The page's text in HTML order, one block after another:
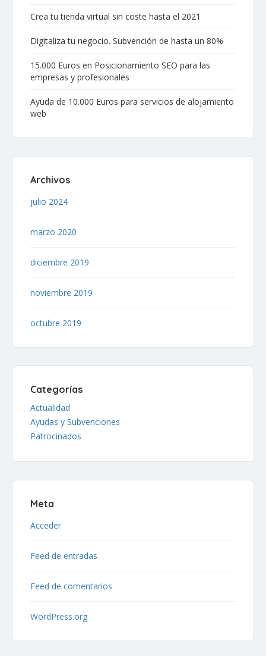
Crea tu tienda virtual sin coste hasta el 2021
Digitaliza tu negocio. Subvención de hasta un 80%
15.000 Euros en Posicionamiento SEO para las
empresas y profesionales
Ayuda de 10.000 Euros para servicios de alojamiento
web
Archivos
julio 2024
marzo 2020
diciembre 2019
noviembre 2019
octubre 2019
Categorías
Actualidad
Ayudas y Subvenciones
Patrocinados
Meta
Acceder
Feed de entradas
Feed de comentarios
WordPress.org